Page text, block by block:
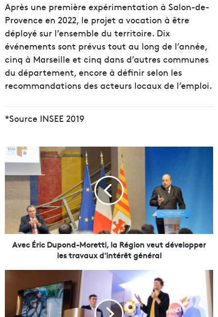
Après une première expérimentation à Salon-de-
Provence en 2022, le projet a vocation à être
déployé sur l’ensemble du territoire. Dix
événements sont prévus tout au long de l’année,
cinq à Marseille et cinq dans d’autres communes
du département, encore à définir selon les
recommandations des acteurs locaux de l’emploi.
*Source INSEE 2019
A
v
e
c
r
D
o
Avec Éric Dupond-Moretti, la Région veut développer
les travaux d'intérêt général